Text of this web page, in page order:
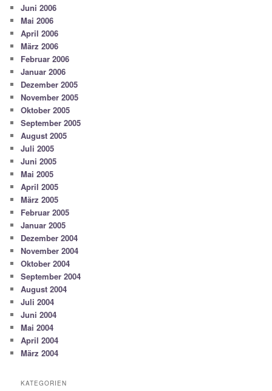
Juni 2006
Mai 2006
April 2006
März 2006
Februar 2006
Januar 2006
Dezember 2005
November 2005
Oktober 2005
September 2005
August 2005
Juli 2005
Juni 2005
Mai 2005
April 2005
März 2005
Februar 2005
Januar 2005
Dezember 2004
November 2004
Oktober 2004
September 2004
August 2004
Juli 2004
Juni 2004
Mai 2004
April 2004
März 2004
KATEGORIEN